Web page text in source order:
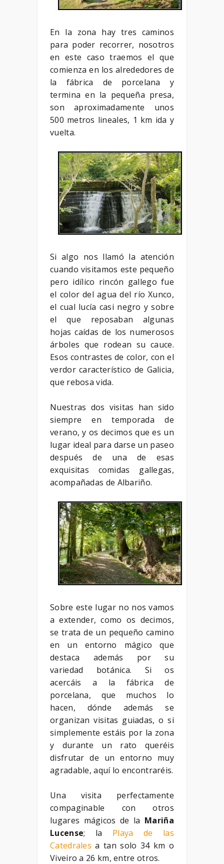
En la zona hay tres caminos
para poder recorrer, nosotros
en este caso traemos el que
comienza en los alrededores de
la fábrica de porcelana y
termina en la pequeña presa,
son aproximadamente unos
500 metros lineales, 1 km ida y
vuelta.
Si algo nos llamó la atención
cuando visitamos este pequeño
pero idílico rincón gallego fue
el color del agua del río Xunco,
el cual lucía casi negro y sobre
el que reposaban algunas
hojas caídas de los numerosos
árboles que rodean su cauce.
Esos contrastes de color, con el
verdor característico de Galicia,
que rebosa vida.
Nuestras dos visitas han sido
siempre en temporada de
verano, y os decimos que es un
lugar ideal para darse un paseo
después de una de esas
exquisitas comidas gallegas,
acompañadas de Albariño.
Sobre este lugar no nos vamos
a extender, como os decimos,
se trata de un pequeño camino
en un entorno mágico que
destaca además por su
variedad botánica. Si os
acercáis a la fábrica de
porcelana, que muchos lo
hacen, dónde además se
organizan visitas guiadas, o si
simplemente estáis por la zona
y durante un rato queréis
disfrutar de un entorno muy
agradable, aquí lo encontraréis.
Una visita perfectamente
compaginable con otros
lugares mágicos de la Mariña
Lucense; la Playa de las
Catedralesa tan solo 34 km o
Viveiro a 26 km, entre otros.